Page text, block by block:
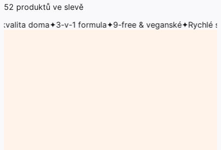
52 produktů ve slevě
✦3-v-1 formula✦9-free & veganské✦Rychlé sušení